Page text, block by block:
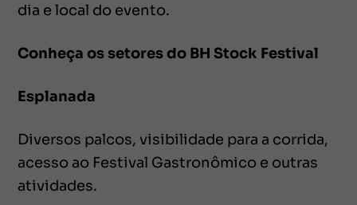
dia e local do evento.
Conheça os setores do BH Stock Festival
Esplanada
Diversos palcos, visibilidade para a corrida,
acesso ao Festival Gastronômico e outras
atividades.